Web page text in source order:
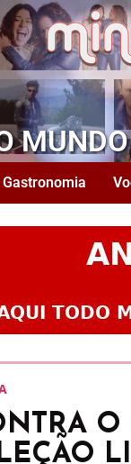
Gastronomia
O